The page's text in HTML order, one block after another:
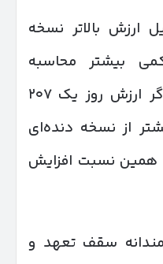
ارزش بالاتر نسخه
بیشتر محاسبه
می‌شود؛ برای مثال، اگر ارزش روز یک ۲۰۷
۲۰٪ بیشتر از نسخه دنده‌ای
همین نسبت افزایش
سقف تعهد و